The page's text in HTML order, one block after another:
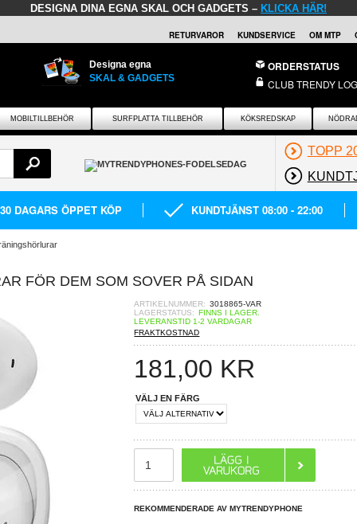
DESIGNA DINA EGNA SKAL OCH GADGETS – KLICKA HÄR!
RETURVAROR KUNDSERVICE OM MTP
Designa egna
SKAL & GADGETS
ORDERSTATUS
CLUB TRENDY
MOBILTILLBEHÖR SURFPLATTA TILLBEHÖR KÖKSREDSKAP
TOPP
30 DAGARS ÖPPET KÖP KUNDTJÄNST 08:00 - 22:00
FÖR DEM SOM SOVER PÅ SIDAN
ARTIKELNUMMER: 3018865-VAR
LAGERSTATUS: FINNS I LAGER.
LEVERANSTID 1-2 VARDAGAR
FRAKTKOSTNAD
181,00 KR
VÄLJ EN FÄRG
REKOMMENDERADE AV MYTRENDYPHONE